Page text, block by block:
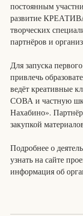
постоянным
развитие
творческих
партнёров и
Для запуска
привлечь
ведёт креативные
СОВА и частную
Нахабино».
закупкой
Подробнее о
узнать на сайте
информация об